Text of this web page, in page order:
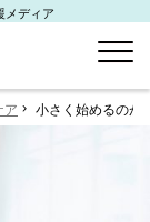
メディア
ア 小さく始めるのが